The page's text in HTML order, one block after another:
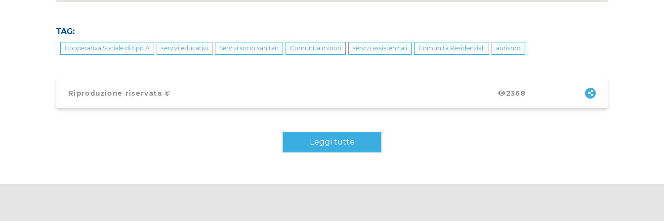
TAG:
Cooperativa Sociale di tipo A servizi educativi Servizi socio sanitari Comunità minori servizi assistenziali Comunità Residenziali autismo
Riproduzione riservata © 2368
Leggi tutte